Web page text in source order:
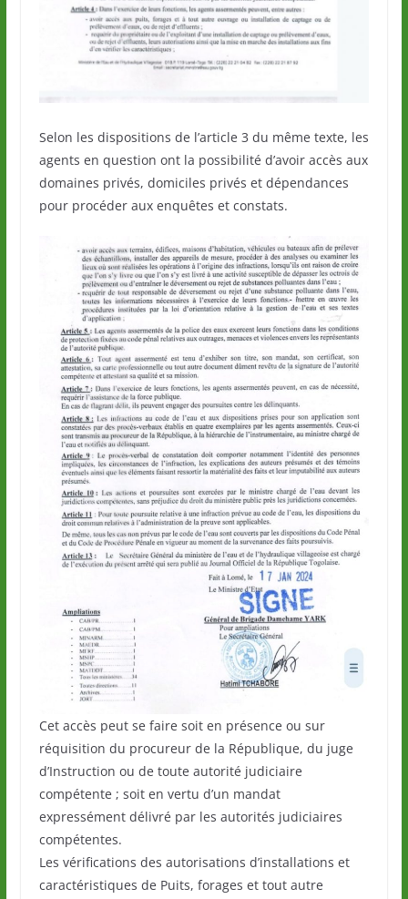
Selon les dispositions de l’article 3 du même texte, les
agents en question ont la possibilité d’avoir accès aux
domaines privés, domiciles privés et dépendances
pour procéder aux enquêtes et constats.
Cet accès peut se faire soit en présence ou sur
réquisition du procureur de la République, du juge
d’Instruction ou de toute autorité judiciaire
compétente ; soit en vertu d’un mandat
expressément délivré par les autorités judiciaires
compétentes.
Les vérifications des autorisations d’installations et
caractéristiques de Puits, forages et tout autre